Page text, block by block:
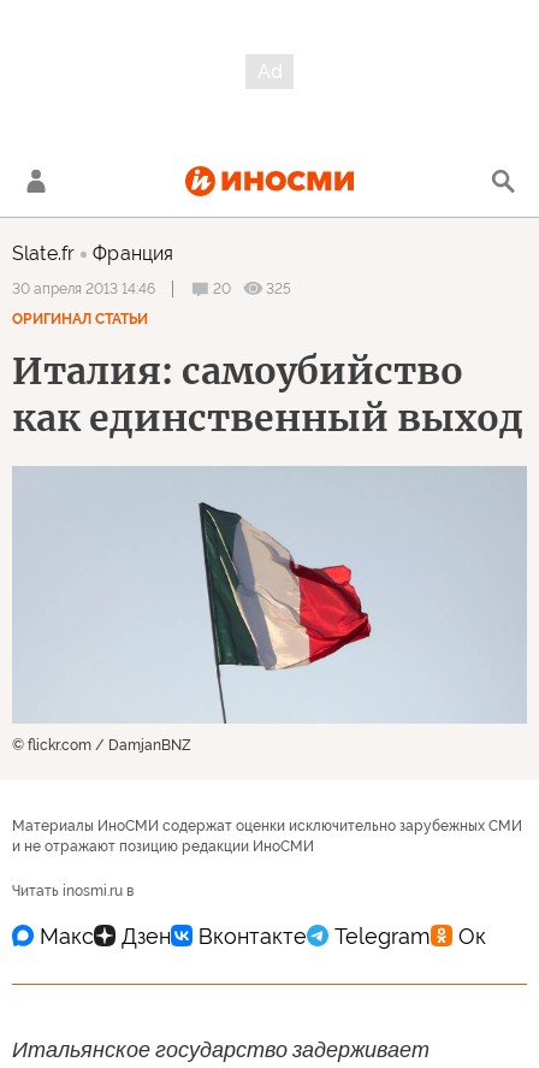
Slate.fr Франция
30 апреля 2013 14:46 20
325
ОРИГИНАЛ СТАТЬИ
Италия: самоубийство
как единственный выход
© flickr.com / DamjanBNZ
Материалы ИноСМИ содержат оценки исключительно зарубежных СМИ
и не отражают позицию редакции ИноСМИ
Читать inosmi.ru в
Итальянское государство задерживает